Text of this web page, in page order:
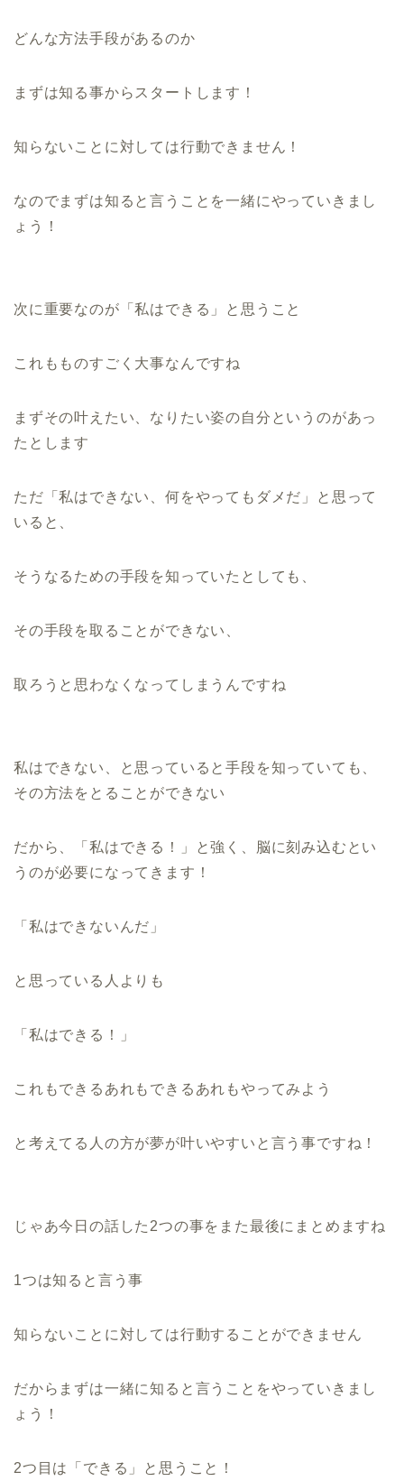
どんな方法手段があるのか
まずは知る事からスタートします！
知らないことに対しては行動できません！
なのでまずは知ると言うことを一緒にやっていきまし
ょう！
次に重要なのが「私はできる」と思うこと
これもものすごく大事なんですね
まずその叶えたい、なりたい姿の自分というのがあっ
たとします
ただ「私はできない、何をやってもダメだ」と思って
いると、
そうなるための手段を知っていたとしても、
その手段を取ることができない、
取ろうと思わなくなってしまうんですね
私はできない、と思っていると手段を知っていても、
その方法をとることができない
だから、「私はできる！」と強く、脳に刻み込むとい
うのが必要になってきます！
「私はできないんだ」
と思っている人よりも
「私はできる！」
これもできるあれもできるあれもやってみよう
と考えてる人の方が夢が叶いやすいと言う事ですね！
じゃあ今日の話した2つの事をまた最後にまとめますね
1つは知ると言う事
知らないことに対しては行動することができません
だからまずは一緒に知ると言うことをやっていきまし
ょう！
2つ目は「できる」と思うこと！